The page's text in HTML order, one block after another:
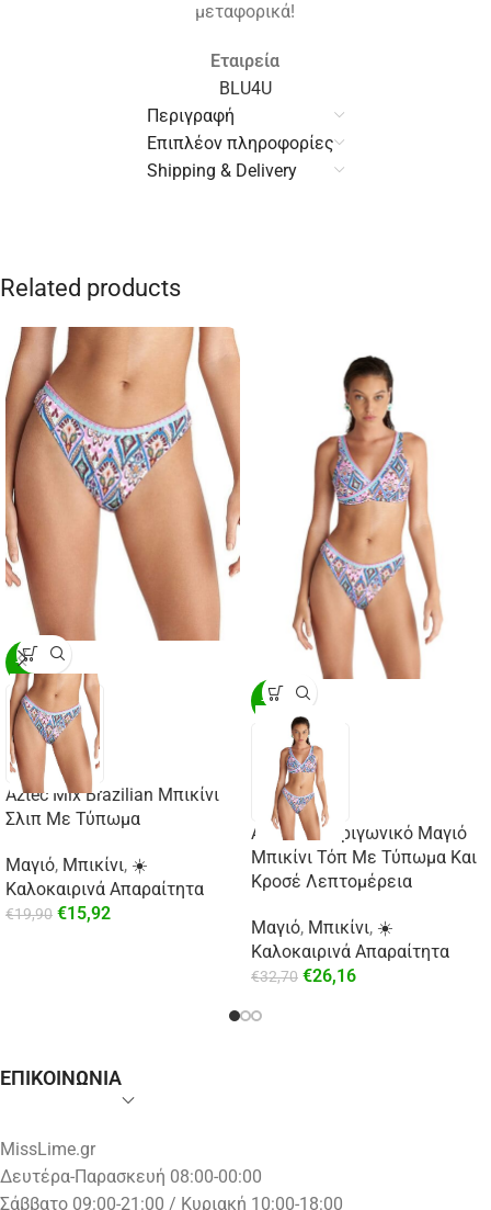
μεταφορικά!
Εταιρεία
BLU4U
Περιγραφή
Επιπλέον πληροφορίες
Shipping & Delivery
Related products
-20%
Aztec Mix Brazilian Μπικίνι
Σλιπ Με Τύπωμα
Μαγιό, Μπικίνι, ☀️
Καλοκαιρινά Απαραίτητα
€19,90 €15,92
-20%
Aztec Mix Τριγωνικό Μαγιό
Μπικίνι Τόπ Με Τύπωμα Και
Κροσέ Λεπτομέρεια
Μαγιό, Μπικίνι, ☀️
Καλοκαιρινά Απαραίτητα
€32,70 €26,16
ΕΠΙΚΟΙΝΩΝΙΑ
MissLime.gr
Δευτέρα-Παρασκευή 08:00-00:00
Σάββατο 09:00-21:00 / Κυριακή 10:00-18:00